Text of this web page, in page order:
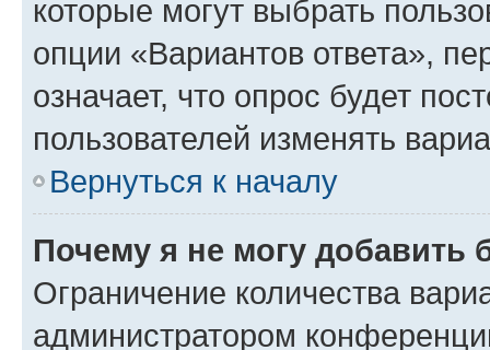
которые могут выбрать
опции «Вариантов ответа»,
означает, что опрос будет
пользователей изменять
Вернуться к началу
Почему я не могу добавить
Ограничение количества
администратором